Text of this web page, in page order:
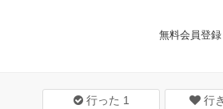
無料会員登録
行った 1 行